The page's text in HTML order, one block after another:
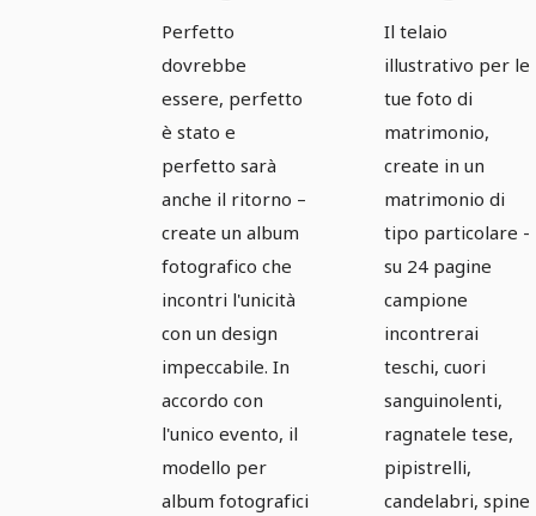
di nozze
perfetto -
Versione 5
Perfetto
dovrebbe
essere, perfetto
è stato e
perfetto sarà
anche il ritorno –
create un album
fotografico che
incontri l'unicità
con un design
impeccabile. In
accordo con
l'unico evento, il
modello per
album fotografici
di nozze
perfetto -
Versione 6:
Stile gotico
Il telaio
illustrativo per le
tue foto di
matrimonio,
create in un
matrimonio di
tipo particolare -
su 24 pagine
campione
incontrerai
teschi, cuori
sanguinolenti,
ragnatele tese,
pipistrelli,
candelabri, spine